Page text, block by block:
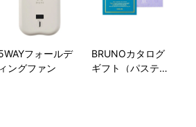
フォールデ
ィングファン
BRUNOカタログ
ギフト（パステル